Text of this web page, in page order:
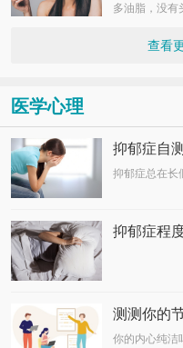
多油脂，没有
查看
医学心理
抑郁症自测
抑郁症总在长
抑郁症程
测测你的
你的内心纯洁